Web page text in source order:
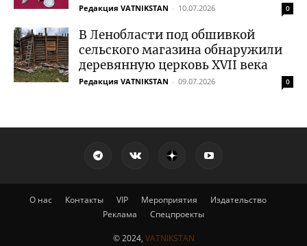
Редакция VATNIKSTAN - 10.07.2026 0
В Ленобласти под обшивкой
сельского магазина обнаружили
деревянную церковь XVII века
Редакция VATNIKSTAN - 09.07.2026 0
О нас Контакты VIP Мероприятия
Издательство
Реклама
Спецпроекты
© 2024, VATNIKSTAN